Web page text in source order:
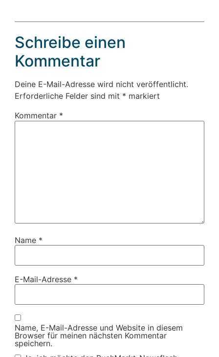
Schreibe einen
Kommentar
Deine E-Mail-Adresse wird nicht veröffentlicht.
Erforderliche Felder sind mit * markiert
Kommentar *
Name *
E-Mail-Adresse *
Name, E-Mail-Adresse und Website in diesem
Browser für meinen nächsten Kommentar
speichern.